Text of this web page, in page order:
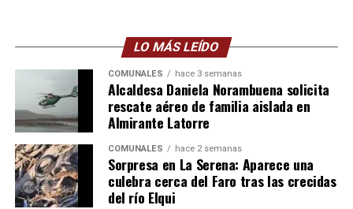
LO MÁS LEÍDO
COMUNALES hace 3 semanas
Alcaldesa Daniela Norambuena solicita
rescate aéreo de familia aislada en
Almirante Latorre
COMUNALES hace 2 semanas
Sorpresa en La Serena: Aparece una
culebra cerca del Faro tras las crecidas
del río Elqui